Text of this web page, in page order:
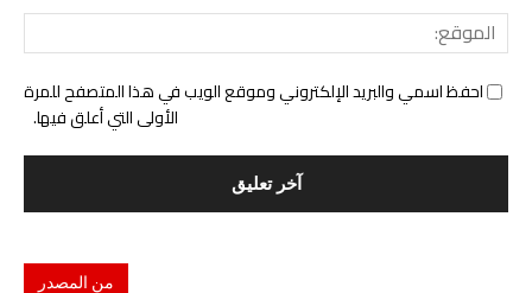
احفظ اسمي والبريد الإلكتروني وموقع الويب في هذا المتصفح للمرة
الأولى التي أعلق فيها.
من المصدر